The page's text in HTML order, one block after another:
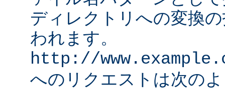
ディレクトリへの変換
われます。
http://
へのリクエストは次の